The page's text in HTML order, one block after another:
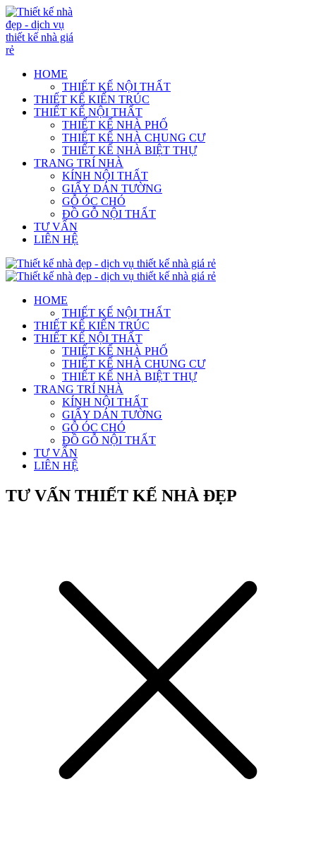
HOME
THIẾT KẾ NỘI THẤT
THIẾT KẾ KIẾN TRÚC
THIẾT KẾ NỘI THẤT
THIẾT KẾ NHÀ PHỐ
THIẾT KẾ NHÀ CHUNG CƯ
THIẾT KẾ NHÀ BIỆT THỰ
TRANG TRÍ NHÀ
KÍNH NỘI THẤT
GIẤY DÁN TƯỜNG
GỖ ÓC CHÓ
ĐỒ GỖ NỘI THẤT
TƯ VẤN
LIÊN HỆ
HOME
THIẾT KẾ NỘI THẤT
THIẾT KẾ KIẾN TRÚC
THIẾT KẾ NỘI THẤT
THIẾT KẾ NHÀ PHỐ
THIẾT KẾ NHÀ CHUNG CƯ
THIẾT KẾ NHÀ BIỆT THỰ
TRANG TRÍ NHÀ
KÍNH NỘI THẤT
GIẤY DÁN TƯỜNG
GỖ ÓC CHÓ
ĐỒ GỖ NỘI THẤT
TƯ VẤN
LIÊN HỆ
TƯ VẤN THIẾT KẾ NHÀ ĐẸP